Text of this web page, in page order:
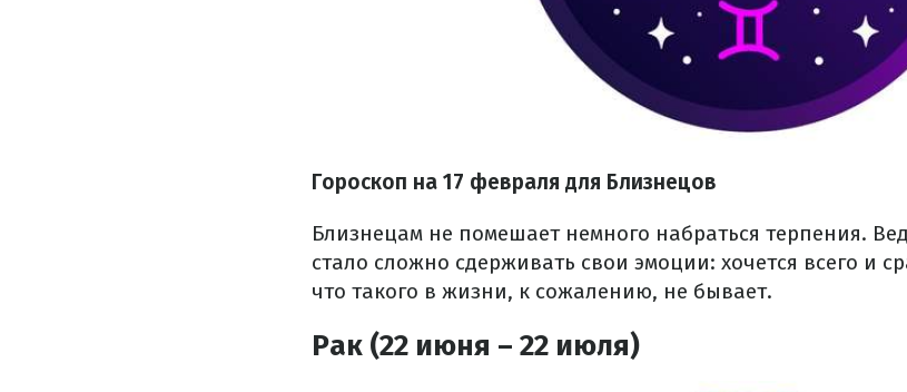
Гороскоп на 17 февраля для Близнецов
Близнецам не помешает немного набраться терпения.
стало сложно сдерживать свои эмоции: хочется всего и
что такого в жизни, к сожалению, не бывает.
Рак (22 июня – 22 июля)